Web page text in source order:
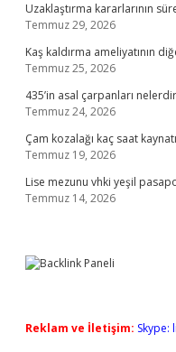
Uzaklaştırma kararlarının
Temmuz 29, 2026
Kaş kaldırma ameliyatının
Temmuz 25, 2026
435’in asal çarpanları
Temmuz 24, 2026
Çam kozalağı kaç saat
Temmuz 19, 2026
Lise mezunu vhki yeşil
Temmuz 14, 2026
Reklam ve İletişim: Skype: